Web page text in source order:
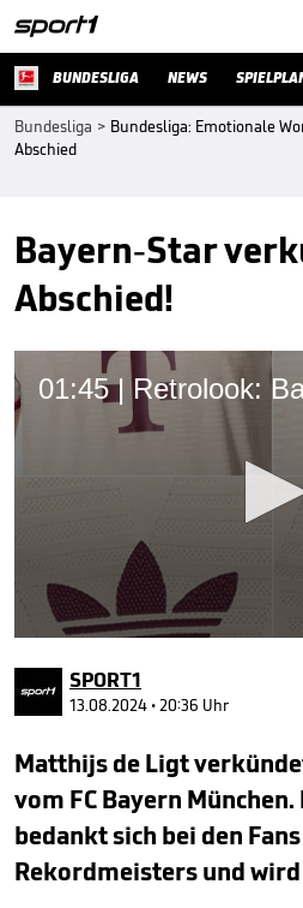
BUNDESLIGA NEWS
Bundesliga > Bundesliga: Emotionale
Abschied
Bayern-Star
Abschied!
seconds
of
minute,
seconds
SPORT1
13.08.2024 • 20:36 Uhr
Matthijs de Ligt
vom FC Bayern
bedankt sich bei den
Rekordmeisters und